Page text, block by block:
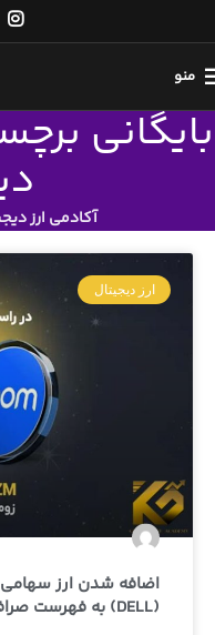
منو
بایگانی
آکادمی ارز
ارز دیجیتال
(DELL) به فهرست صرافی راستین